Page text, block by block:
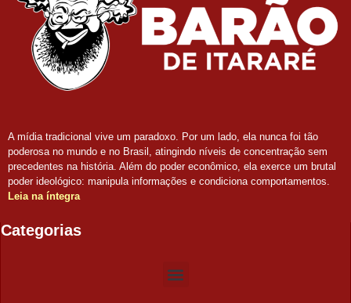
A mídia tradicional vive um paradoxo. Por um lado, ela nunca foi tão
poderosa no mundo e no Brasil, atingindo níveis de concentração sem
precedentes na história. Além do poder econômico, ela exerce um brutal
poder ideológico: manipula informações e condiciona comportamentos.
Leia na íntegra
Categorias